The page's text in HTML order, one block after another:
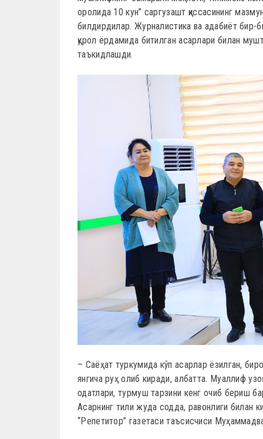
оролида 10 кун” саргузашт қиссасининг
билдирдилар. Журналистика ва адабиёт бир-
қурол ёрдамида битилган асарлари билан
таъкидлашди.
– Саёҳат туркумида кўп асарлар ёзилган,
янгича руҳ олиб киради, албатта. Муаллиф
одатлари, турмуш тарзини кенг очиб бериш
Асарнинг тили жуда содда, равонлиги билан
“Репетитор” газетаси таъсисчиси